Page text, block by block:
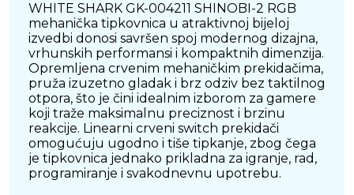
WHITE SHARK GK-004211 SHINOBI-2 RGB
mehanička tipkovnica u atraktivnoj bijeloj
izvedbi donosi savršen spoj modernog dizajna,
vrhunskih performansi i kompaktnih dimenzija.
Opremljena crvenim mehaničkim prekidačima,
pruža izuzetno gladak i brz odziv bez taktilnog
otpora, što je čini idealnim izborom za gamere
koji traže maksimalnu preciznost i brzinu
reakcije. Linearni crveni switch prekidači
omogućuju ugodno i tiše tipkanje, zbog čega
je tipkovnica jednako prikladna za igranje, rad,
programiranje i svakodnevnu upotrebu.